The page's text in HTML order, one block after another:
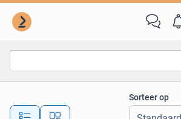
Alle afstanden…
Sorteer op